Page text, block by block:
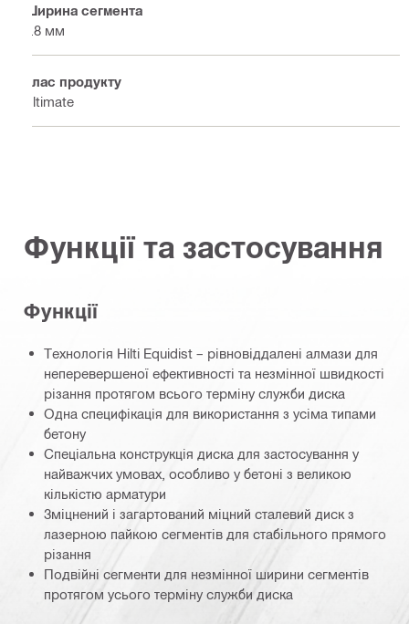
Ширина сегмента
4.8 мм
Клас продукту
Ultimate
Функції та застосування
Функції
Технологія Hilti Equidist – рівновіддалені алмази для
неперевершеної ефективності та незмінної швидкості
різання протягом всього терміну служби диска
Одна специфікація для використання з усіма типами
бетону
Спеціальна конструкція диска для застосування у
найважчих умовах, особливо у бетоні з великою
кількістю арматури
Зміцнений і загартований міцний сталевий диск з
лазерною пайкою сегментів для стабільного прямого
різання
Подвійні сегменти для незмінної ширини сегментів
протягом усього терміну служби диска